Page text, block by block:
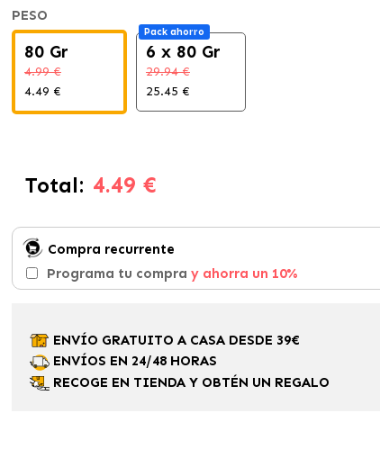
PESO
80 Gr
4.99 €
4.49 €
Pack ahorro
6 x 80 Gr
29.94 €
25.45 €
Total: 4.49 €
Compra recurrente
Programa tu compra y ahorra un 10%
ENVÍO GRATUITO A CASA DESDE 39€
ENVÍOS EN 24/48 HORAS
RECOGE EN TIENDA Y OBTÉN UN REGALO